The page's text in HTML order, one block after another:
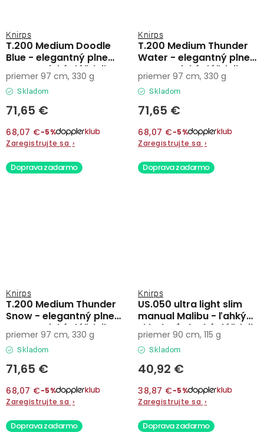
T.200 Medium Doodle
Blue - elegantný plne
automatický dáždnik
Knirps
Skladom
71,65 €
68,07 €−5%
Zaregistrujte sa ›
priemer 97 cm, 330 g
T.200 Medium Thunder
Water - elegantný plne
automatický dáždnik
Knirps
Skladom
71,65 €
68,07 €−5%
Zaregistrujte sa ›
priemer 97 cm, 330 g
Doprava zadarmo
T.200 Medium Thunder
Snow - elegantný plne
automatický dáždnik
Knirps
Skladom
71,65 €
68,07 €−5%
Zaregistrujte sa ›
priemer 97 cm, 330 g
Doprava zadarmo
US.050 ultra light slim
manual Malibu - ľahký
skladací plochý dáždnik
Knirps
Skladom
40,92 €
38,87 €−5%
Zaregistrujte sa ›
priemer 90 cm, 115 g
Doprava zadarmo Doprava zadarmo